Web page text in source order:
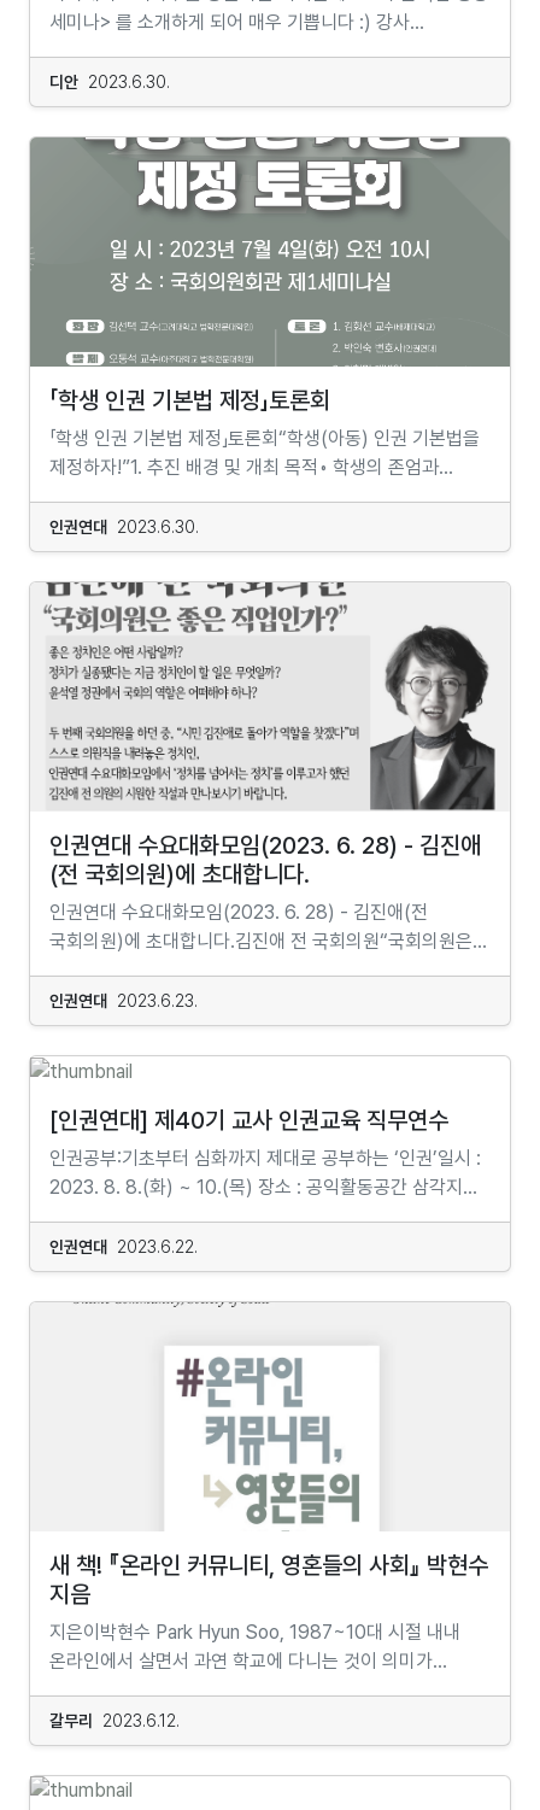
3일~11월 26일시간 오프라인 매주 일요일 오후 1시
30분 오리엔테이션 오프라인 2023년 9월 3일 오후 12시
30분 온라인 2023년 9월 3일 오후
3시신청 https://forms.gle/FUu6w4UmGAqSdLDm7
사람들은 인문학 하면 으레 책상에 앉아 머릿속에 이론과
지식을 집어넣는 광경을 떠올립니다. 그리고 그 과정은
마냥 어렵거나 설사 어느 정도 쉽게 가공되었다 할지라도
지루하고 재미없을 것 같다는 인상을 지우기 힘듭니다.
나다의 인문학 강좌를 처음 접하는 청소년들의 표정에서도
있습니다. (물론 대다수는 시작과 함께 그 걱정을 많이
덜어내는 것 같지만요!) 하지만 꼭 이런 방식으로만
인문학을 이해할 수 있는 것은 아닙니다. 인문학이 우리가
통해서도 혹은 그 놀이를 분석하는 것으로도 얼마든지
가능하기 때문입니다. 이것이 단순히 인문학 공부 안에
약간의 놀이를 접목하는 것을 의미하지는 않습니다. 예나
지금이나 모든 놀이의 규칙과 재미에는 그것이 긍정적이든
놀이에 흠뻑 빠져 즐기는 것 자체가 세상을 체득해 나가는
과정이기 때문입니다. 즉, 노는 것 자체가 또 그 놀이를
분석하는 과정 자체가 하나의 훌륭한 인문학 공부가 될 수
있는 것이죠. 결국 이 세계를 이해하기 위해서는 정말
열심히(?) 놀아야 할지도 모릅니다. 그런 의미에서 이번
가을 나다에서 준비한 놀이를 함께 해보도록 할까요.
그러다 보면 나도 모르는 새 놀이 속에 숨겨진 그 무엇에 한
발 더 다가서 있을 테니까요. 머리로만 이해하는 인문학이
우리가 평소에 좋아하던 놀이를 통해 다가가는
인문학이라니. 궁금하지 않나요? 그렇다면 어서 와요, 함께
놀면서 떠들어 봅시다!1강_ 놀이하는 인간 : 사람은 왜 노는
걸까까?2강_ 마피아 게임 : 당신은 운명을 믿으시나요?3강
_ 랜덤박스 : 0.1%의 확률에 매혹된 이유4강_ 진실게임 :
진실과 거짓은 무엇으로 결정되는가5강_ 왕좌의 게임 : 그
자리에는 무엇이 있길래6강_ 응답하라 1972 : 게임은
어떻게 주류문화가 되었나7강_ 내 삶을 부탁해 : 게임,
리얼리티에 다가서다8강_ "Help me!"에서 여전사까지 :
여성 캐릭터의 역사9강_ 사랑보다 달콤한 유혹 : 게임의
유해성에 관한 끝장토론10강_ 낯선 감각으로의 초대 :
메시지와 재미의 사이에서 고등 과학무너져가는 필연의
왕국★ 인과의 사슬에 묶여있는 세상에 딴지를 거는 과학
이야기분야 과학 10강진행 오프라인
대면강좌참가자 17~19세기간 2023년 9월 3일~11월
3시신청 https://forms.gle/FUu6w4UmGAqSdLDm7
인류역사상 과학이 지금처럼 일상화된 시대가 있었을까요.
주위를 조금만 둘러봐도 사람들이 사용하는 물건들, 그들이
사고방식들, 기타 세상에서 일어나는 수많은 현상…, 우리가
과학이라는 인과의 사슬이 만들어 놓은 거대한 왕국에서
살아가고 있음을 쉽게 짐작할 수 있습니다. 하지만
우리에게 일상화된 것은 정확히는 과학이 아니라
과학기술일지도 모릅니다. 과학은 기술을 개발하는 것에
그치는 것이 아니라 분석하고 사고하며, 그 분석과
사고마저 논쟁하고 비판하는 것이고, 그렇게 또 하나의
장벽을 넘어가는 것입니다. 하지만 현대인에게 그 과정은
그다지 중요하지 않은 것 같습니다. 그저 더 현란하고
편리하고 거대한 기술이면 그만입니다. 그리고 그사이에
인간이 가진 불완전함을 극복해 줄 것으로 믿었던 과학은
도리어 인간의 숨통을 조이는 지경까지 오게 되었습니다.
현재 이 별에서 일어나는 각종 전염병, 기후 참사 등 수많은
서양에 전해졌습니다. 구르지예프는 온갖 어려움을
헤쳐가며 극동의 외딴 수도원, 사원, 스승들을 찾아다녔고
20세기 전반에 이 고대 지식을 서양으로 가져왔습니다.​
무브먼트는 일반적인 의미의 춤이나 흔히 우리가 상상할 수
있는 공연장에서의 춤, 문화예술을 위해서 만들어진 것과는
다릅니다. 동작들은 매우 정교하게 구조화되고 계산되어
있으며 우리에게 일상 수준보다 높은 수준의 주의력을
수 있습니다. 그러나 무브먼트는 우리 자신에 대해서
공부를 하기 위한 목적을 가지고 만들어졌습니다. 우리는
무브먼트를 통해 자신의 성격적 패턴, 몸-감정-정신의
습관과 의식을 연구해갈 수 있습니다.​각 무브먼트에는
다양한 감정의 상태들 사이에서 댄서를 움직이게 하는
특별히 제작된 음악이 있습니다. 이 음악의 리듬과
멜로디는 우리의 ‘자기-기억’Self-remembering과
진정한 ‘본질’Essence을 찾는 과정을 도와줍니다. 따라서,
만들어진 가면 아래에 있는 우리의 진정한 모습, 다양한
삶의 촉발 요인에 대한 우리의 반응방식, 삶의 기계적인
각본을 따르지 않았을 때의 자신의 모습을 공부할 수 있게
도와줍니다. 무브먼트는 <제 4의 길>의 큰 가르침 중
핵심적인 일부입니다."​> 누구를 위한 것인가요?"이
세미나는 음악, 춤, 리듬, 움직임을 통해 자신을
탐험해보고자 하는 분들을 위한 세미나입니다. 남녀노소를
불문하고 누구나 언제든 '자기연구'를 시작할 수 있습니다.
따라서, 춤을 많이 춰보았든 춤을 전혀 춰본적이 없든
상관없습니다. 구르지예프에 대해서 알든 모르든
관계없습니다. 그래서 이 세미나는 모두를 위한 것입니다.
다만, 여기서 모두란 배움의 과정에서 있는 성장을 위한
내적 마찰들을 기꺼이 받아드릴 분들을 뜻합니다."​> 안내자
: 김유동​- 구르지예프 무브먼트 안내자 - 알렉산더 테크닉
교사 - 브레스워크 촉진자​"단전은 빵빵하게,하트는
충만하게,머리는 명료하게. 분열되고 산만한,자기 역할을
못하는,겉에서 맴도는몸-감정-정신을 뒤흔들고 오늘도
다시 한번 지금, 여기." ​"무브먼트는 우리에게 삶 속에
동시에 우리가 살아가는 모습에서 더 자유로운 움직임을
대신, 더 높은 의식적인 힘에서부터 오는 행위의 가능성이
있습니다. 무브먼트는 현존으로 삶을 살아가는 개념을
실천하는 방식입니다. 개념만으로는 충분하지 않습니다.
무브먼트를 통해서 우리 안의 모든 힘들이 서로 연결될 때,
새로운 힘이 생산됩니다. 우리는 느낄 수 있습니다. 그것은
다른 특성과 힘 그리고 일상적으로 우리가 가지고 있지
수 있는 힘을 가진 내 마음의 더 높은 영역에서 옵니다. 나는
이 영역과 연결될 필요가 있습니다. 그렇다면 나는
전적으로 명료하게 볼 수 있는 힘을 가질 것입니다. 나는 나
자신을 봅니다. 나는 다른 사람들을 봅니다. 나는 반응 없이
명료하게 있는 것을 있는 그대로 봅니다. 나는 나 자신을
있는 그대로의 나로 봅니다." _잔느 드 짤즈만​자세히
살펴보기 https://harmoniousgrowth.modoo.at/?
link=augx72do...
정부출연연구기관 과학기술정책연구원에서
부연구위원으로 있었다. 지식과 권력 3부작인 『지배받는
지배자 : 미국 유학과 한국 엘리트의 탄생』(한국사회학회
올해의 저서상, 대한민국 학술원 우수도서, 2015), 『지민의
(문화체육관광부 세종도서, 2017), 『하이브리드 한의학 :
근대, 권력, 창조』(대한민국학술원 우수도서, 2019)를
출간했다. 그 이후 교육개혁에 대한 빗발치는 사회적
요구에 대한 응답으로 『서울대 10개 만들기』
(문화체육관광부 세종도서, 2021, EBS 다큐멘터리 방영)
를 출판했다. 18년 전 황우석 사태와 황빠 현상을 연구하다
‘21세기 파우스트’를 써야겠다고 결심했다.
구입처 온라인서점 / 전국대형서점 알라딘 교보문고
YES24 인터파크 영풍문고 북스리브로
(오프라인) 지역서점 [서울] 그날이오면 풀무질
더북소사이어티 산책자 [광주] 책과생활 [부산]
부산도서 영광도서 [부천] 경인문고 [제주]
제주풀무질 메일링 신청하기
https://bit.ly/3GtPbQm...
세미나> 를 소개하게 되어 매우 기쁩니다 :) 강사
연기를 하면서 자아탐색, 치유, 명상과 같은 분야에 관심을
가지게 되었어요. 21살 인도에서 1년 가까운 시간동안
명상과 요가를 공부했어요. 이후, 한국에 와서는 각종 치유
분야 (가족세우기 / 사이코 드라마 / 댄스 테라피 등)를
공부하고 함께 연극도 병행했어요. 그러다 알렉산더 테크닉
교사과정을 마치고 알렉산더 테크닉 교사로서도 활동하고
있어요. 지금은 알렉산더 테크닉, 소매틱 무브먼트 교육,
연구하고 안내하고 있어요. 소마 움직임 명상? 소마란,
생명으로서의 우리 몸을 이야기해요. 남들과 비교해서
우위가 있거나멋지게 보이기 위해서 꼭 무언가를
해야하거나 귀찮지만 계속해서 끌고 다녀야하는 몸뚱이가
아니라, 그 자체로 소중하고 우주의 신비와 내적 지혜를
인류의 조상들은 움직이면서 뇌를 발달시켜 왔어요.생존의
감각으로서의 움직임은 인간을 적응하고 발달하는 존재로
필수적인 요소라고 이야기해요. 그러나 최첨단 시대를 사는
현대인은 '움직임'의 진정한 의미를 잃어버렸어요. 명상,
명상은 자각을 이야기해요. 문을 계속 미는데도 안 열릴 땐
더 강하게 미는 것도 방법이지만, 한 걸음 뒤로 물러나서
"당기시오."라고 써있는 것을 발견할지도 몰라요. 소마 +
움직임 + 명상,몸, 움직임, 춤, 음악, 리듬, 엑서사이즈, 놀이
등을 통해서 우리 내면으로 떠나는 여행이에요.현대인에게
필요한 요소와 관점으로 이 3가지가 만나서 재밌고 깊이
있는 세미나가 될거에요. 그 여정에서 이번에는 "주의력"을
다루고 함께 공부하고 개발해가요. 나 자신과 연결하고,
자기 조율 능력을 길러가고, 나 자신과 함께 머무는 힘을
키워가요.대상,소마, 움직임, 명상 ...이런 말들이 무서운
말들이 아니에요. 모두가 가지고 있는 것을 조금 다르게
표현했을 뿐이에요. 그래서 누구나 웰컴이에요. 자기를
존중해요. 모든 것은 자발적이에요. 자격도 우위도
연구소는 우리 모두의 조화로운 성장과 치유를 지지하고
함께하는 단체에요. 성장과 치유가 지속가능 할 수 있도록,
성장과 치유가 유기적일 수 있도록, 성장과 치유가
단체에요. <조화로운 성장 연구소> 홈페이지 <소마 움직임
명상 세미나> 안내 및 신청...
디안 2023.6.30.
「학생 인권 기본법 제정」토론회
「학생 인권 기본법 제정」토론회“학생(아동) 인권 기본법을
제정하자!”1. 추진 배경 및 개최 목적◦ 학생의 존엄과
서울시를 비롯한 6곳의 시도 교육청에서 ‘학생인권조례’를
제정하여 시행 중이지만 선출된 교육감의 성향에 따라 혹은
각 지방의회의 상황에 따라 조례가 흔들리고 학생 인권
정책이 널뛰기하는 현실임.◦ 박주민의원이 2021년 ‘초·
중등교육법 개정안’을 대표 발의하여 여론을 확산시킨 바
있고, 이제 더 나아가 학생 인권 기본법 제정을 추진하려
함.◦ 학생(아동)인권 기본법 제정안은 ‘반인권적인 학칙
개정 기준 제시(체벌·두발규제·종교강요·강제자율보충학습
같은 기본적이고도 고질적인 학생 인권침해 행위는
명시적으로 금지), 각 시ㆍ도 교육청에 학생 인권침해 시정
기구 설치(학생인권움브즈만 운영), 학생인권조례 제정
책임을 지우는 법적 근거 마련, 학생회 법제화,
학교운영위원회에 학생 참여 보장, 학교 구성원들에 대한
체계적이고 지속적인 인권 교육 의무화’등을 주요 내용으로
하고자 함. 아울러 학생뿐만이 아니라 학교 밖 아동·
청소년이 아동국제협약에 따라 배우고 안전하게
보호받으며 성장하고 자존감을 키워갈 수 있도록 정부의
의무를 명시하고자 함.◦ 국회가 국제인권규약과 헌법이
제정하여 지역적 요인에 따른 혼란과 학교 안팎에 따른
권리, 표현의 자유, 존중받을 권리, 뛰어놀 권리, 교육복지에
관한 권리, 양심과 종교를 선택할 권리, 부모와 함께 살
권리, 이름을 가질 권리, 정부의 보호를 받을 권리’ 등 아동·
청소년의 인권을 보장하고자 함.2. 행사개요◦ 학생 인권
기본법 제정 토론회◦ 일시·장소 : 2023년 7월 4일(화)
10:00, 국회의원회관 제1세미나실◦ 주최 :- 시민단체 :
인권연대, 학생인권법과 청소년인권을 위한 청소년-시민
김남국, 김영배, 류호정, 민형배, 박주민, 양정숙, 용혜인,
윤미향, 윤영덕, 이동주, 장경태, 정성호- 교육청 :
서울시교육청, 충남도교육청, 전남도교육청, 광주시교육청,
전북도교육청◦ 참석자(현재까지) : 이재명 민주당 대표
(영상), 조희연교육감, 강민정의원, 박주민의원,
양정숙의원, 류호정의원(검토중), 시민단체 등◦ 주관 :
인권연대, 강민정국회의원, 박주민국회의원◦ 문의 :
인권연대 사무국(02-749-9004, 010-2526-9004)...
인권연대 2023.6.30.
인권연대 수요대화모임(2023. 6. 28) - 김진애
(전 국회의원)에 초대합니다.
인권연대 수요대화모임(2023. 6. 28) - 김진애(전
국회의원)에 초대합니다.김진애 전 국회의원“국회의원은
실종됐다는 지금 정치인이 할 일은 무엇일까?윤석열
정권에서 국회의 역할은 어떠해야 하나?두 번째
국회의원을 하던 중, “시민 김진애로 돌아가 역할을
찾겠다”며스스로 의원직을 내려놓은 정치인,인권연대
수요대화모임에서 ‘정치를 넘어서는 정치’를 이루고자
바랍니다.∙ 일시 2023년 6월 28일(수) 오후 7시∙ 장소
인권연대 교육장(서울시 용산구 효창원로64길 22)∙
누구나 참여 가능하며, 참가비는 없습니다(문의/인권연대
사무국 02-749-9004)...
인권연대 2023.6.23.
[인권연대] 제40기 교사 인권교육 직무연수
인권공부:기초부터 심화까지 제대로 공부하는 ‘인권’일시 :
2023. 8. 8.(화) ~ 10.(목) 장소 : 공익활동공간 삼각지
·고 교사 누구나 (교사가 아닌 분들의 청강도 가능합니다)
인원 : 교사 선착순 40명/ 청강 선착순 20명비용 :
69,000원(우리은행. 1005-801-523022/ 예금주
양식을 작성해 팩스나 메일로 제출 (팩스: 02-3672-
0438 / 메일 : rights1999@naver.com) ※ 환불 규정
안내 개강 일주일전 전액 환불, 개강 1~6일전 50% 환불,
개강 당일 취소시 환불 불가일정 : 2023. 8. 8.(화) ~ 8.10.
(목) · 개강식 : 2023. 8. 8.(화) 09:30 ~ 10:00 ·
수료식 : 2023. 8. 10.(목) 15:30 ~ 16:00문의 : 인권연대
사무국(02-749-9004, rights1999@naver.com)
교사연수 페이지 바로가기 :
https://hrights.or.kr/training/?
uid=595357&mod=document&pageid=1...
인권연대 2023.6.22.
새 책! 『온라인 커뮤니티, 영혼들의 사회』 박현수
지음
지은이박현수 Park Hyun Soo, 1987~10대 시절 내내
온라인에서 살면서 과연 학교에 다니는 것이 의미가
부모님의 압력을 못 이겨 중고등학교를 검정고시로
졸업하고 한국예술종합학교 영상원 방송영상과를
졸업했다. 이 시기에 일베 드립이 ‘동네 초딩’에 의해
갈무리 2023.6.12.